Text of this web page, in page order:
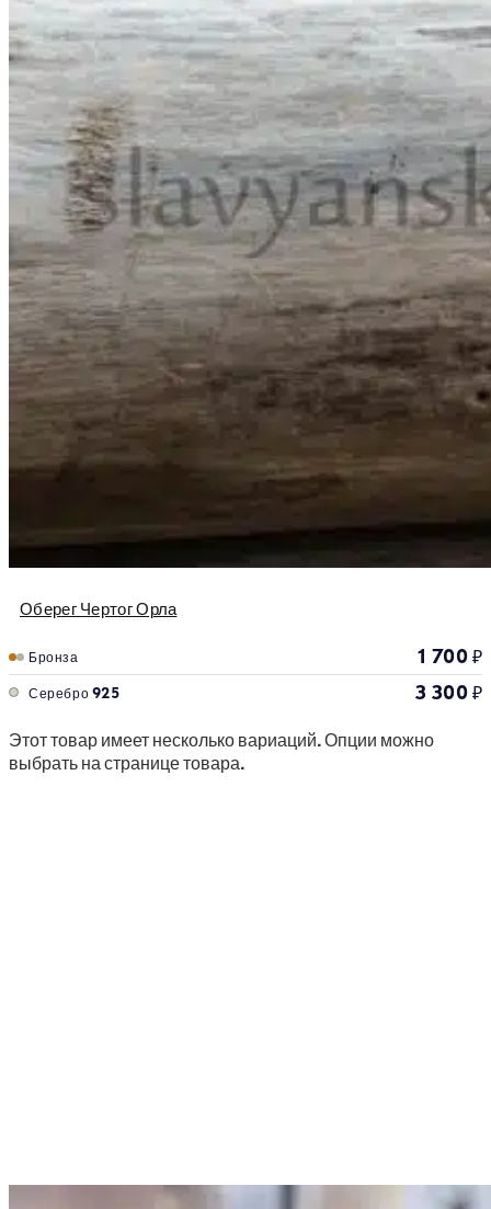
Оберег Чертог Орла
Бронза 1 700₽
Серебро 925 3 300₽
Этот товар имеет несколько вариаций. Опции можно
выбрать на странице товара.